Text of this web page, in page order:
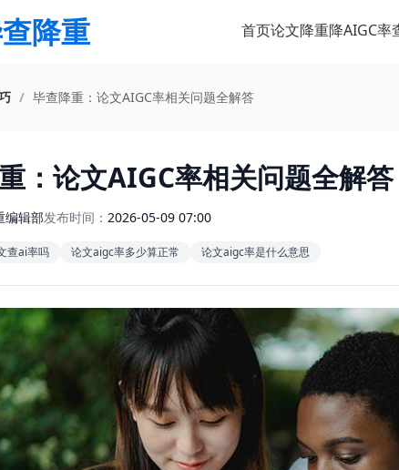
降重 首页论文降重降AIGC率
/ 毕查降重：论文AIGC率相关问题全解答
：论文AIGC率相关问题全解答
编辑部发布时间： 2026-05-09 07:00
查ai率吗 论文aigc率多少算正常 论文aigc率是什么意思